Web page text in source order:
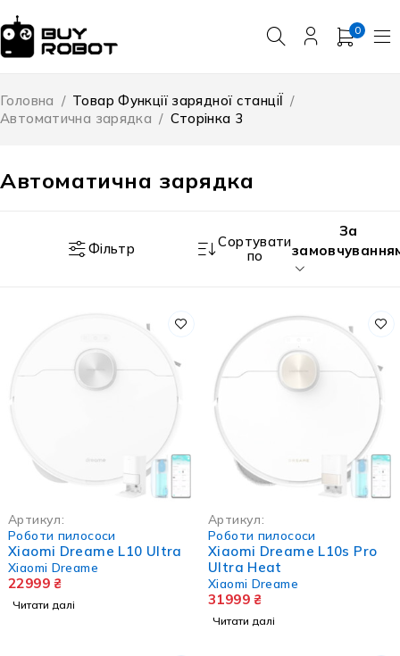
0
Автоматична зарядка
Головна / Товар Функції зарядної станціЇ /
Автоматична зарядка / Сторінка 3
Фільтр
Сортувати
по
За
Артикул:
Роботи пилососи
Xiaomi Dreame L10 Ultra
Xiaomi Dreame
22999₴
Читати далі
Артикул:
Роботи пилососи
Xiaomi Dreame L10s Pro
Ultra Heat
Xiaomi Dreame
31999₴
Читати далі